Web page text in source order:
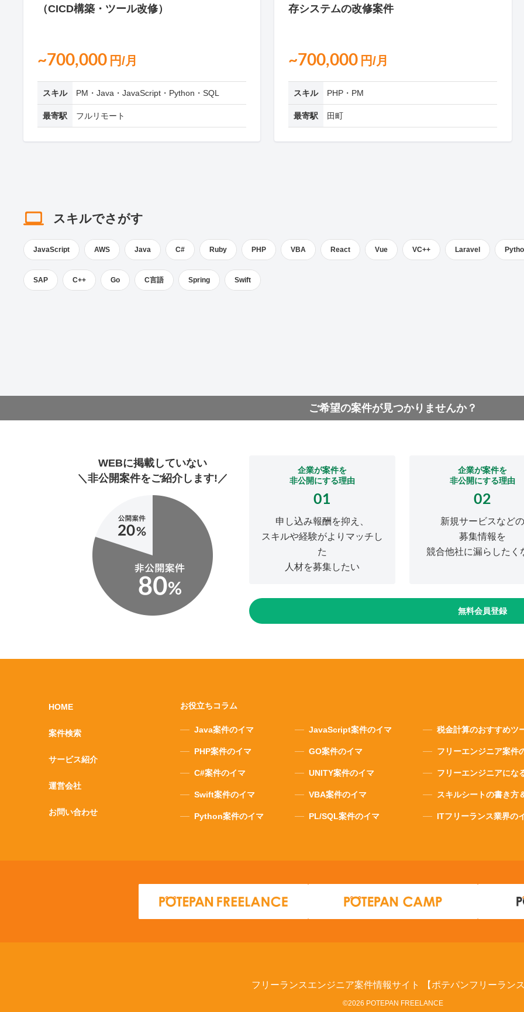
（CICD構築・ツール改修）
~700,000 円/月
スキル PM・Java・JavaScript・Python・SQL
最寄駅 フルリモート
存システムの改修案件
~700,000 円/月
スキル PHP・PM
最寄駅 田町
スキルでさがす
JavaScript AWS Java C# Ruby PHP VBA React Vue VC++ Laravel
SAP C++ Go C言語 Spring Swift
ご希望の案件が見つかりませんか？
WEBに掲載していない
＼非公開案件をご紹介します!／
企業が案件を
非公開にする理由
01
申し込み報酬を抑え、
スキルや経験がよりマッチし
た
人材を募集したい
企業が案件を
非公開にする理由
02
新規サービスなどの
募集情報を
競合他社に漏らしたく
無料会員登録
HOME
案件検索
サービス紹介
運営会社
お問い合わせ
お役立ちコラム
Java案件のイマ
PHP案件のイマ
C#案件のイマ
Swift案件のイマ
Python案件のイマ
JavaScript案件のイマ
GO案件のイマ
UNITY案件のイマ
VBA案件のイマ
PL/SQL案件のイマ
税金計算のおすすめツ
フリーエンジニア案件
フリーエンジニアにな
スキルシートの書き方
ITフリーランス業界の
フリーランスエンジニア案件情報サイト 【ポテパンフリーラン
©2026 POTEPAN FREELANCE